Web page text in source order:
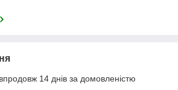
14 днів за домовленістю